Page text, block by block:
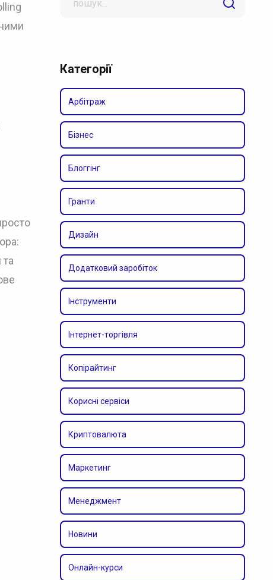
Категорії
Арбітраж
Бізнес
Блоггінг
Гранти
Дизайн
Додатковий заробіток
Інструменти
Інтернет-торгівля
Копірайтинг
Корисні сервіси
Криптовалюта
Маркетинг
Менеджмент
Новини
Онлайн-курси